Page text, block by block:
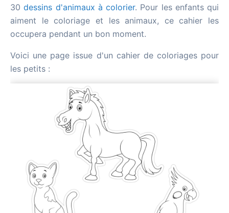
30dessins d'animaux à colorier. Pour les enfants qui
aiment le coloriage et les animaux, ce cahier les
occupera pendant un bon moment.
Voici une page issue d'un cahier de coloriages pour
les petits :